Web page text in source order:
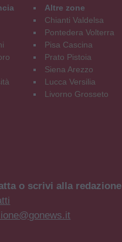
Altre zone
Chianti Valdelsa
Pontedera Volterra
Pisa Cascina
Prato Pistoia
Siena Arezzo
Lucca Versilia
Livorno Grosseto
o scrivi alla redazione